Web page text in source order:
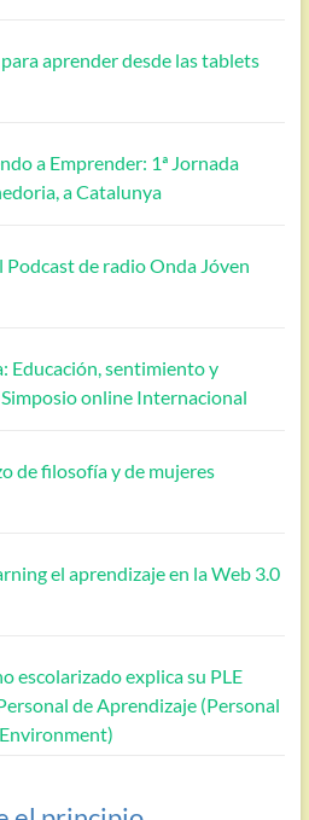
aprender desde las tablets
a Emprender: 1ª Jornada
a Catalunya
Podcast de radio Onda Jóven
Educación, sentimiento y
online Internacional
de filosofía y de mujeres
el aprendizaje en la Web 3.0
escolarizado explica su PLE
de Aprendizaje (Personal